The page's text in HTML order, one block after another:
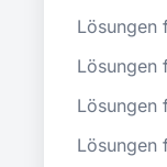
Lösungen
Lösungen
Lösungen
Lösungen